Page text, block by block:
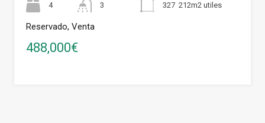
4
3
327 212m2 utiles
Reservado, Venta
488,000€